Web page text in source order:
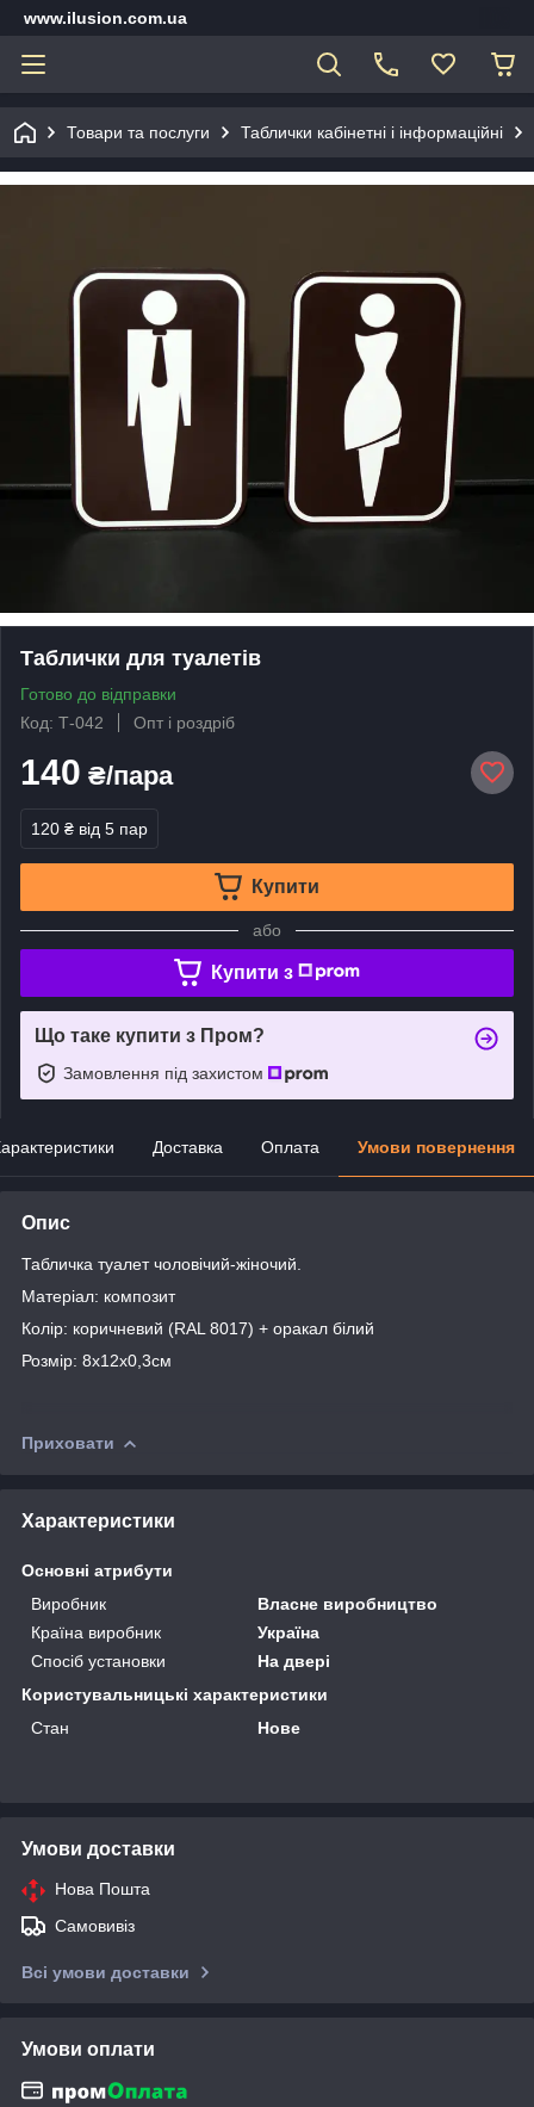
www.ilusion.com.ua
Товари та послуги Таблички кабінетні і інформаційні
Таблички для туалетів
Готово до відправки
Код: Т-042
Опт і роздріб
140 ₴/пара
120 ₴ від 5 пар
Купити
або
Купити з
Що таке купити з Пром?
Замовлення під захистом
Доставка Оплата Умови повернення
Опис
Табличка туалет чоловічий-жіночий.
Матеріал: композит
Колір: коричневий (RAL 8017) + оракал білий
Розмір: 8х12х0,3см
Приховати
Характеристики
Основні атрибути
Виробник
Власне виробництво
Країна виробник
Україна
Спосіб установки
На двері
Користувальницькі характеристики
Стан
Нове
Умови доставки
Нова Пошта
Самовивіз
Всі умови доставки
Умови оплати